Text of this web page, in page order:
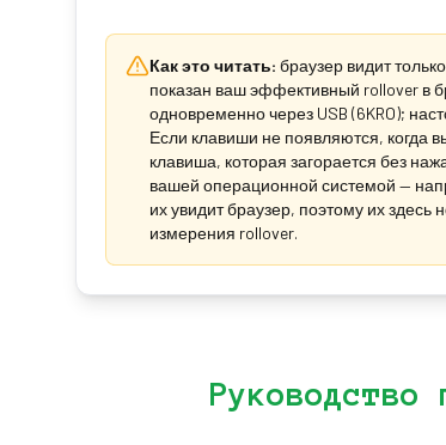
Как это читать: браузер видит
показан ваш эффективный rollover в
одновременно через USB (6KRO);
Если клавиши не появляются, когда
клавиша, которая загорается без
вашей операционной системой —
их увидит браузер, поэтому их
измерения rollover.
Руководство